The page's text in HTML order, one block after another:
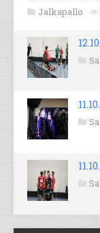
Jalkapallo